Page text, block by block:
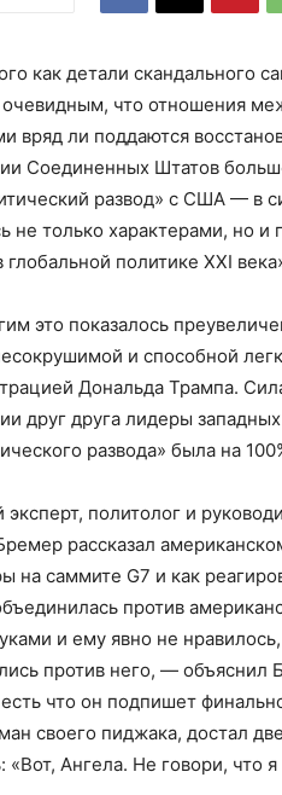
как детали скандального
очевидным, что отношения
вряд ли поддаются
Соединенных Штатов
развод» с США — в
не только характерами, но
глобальной политике XXI
это показалось
и способной
Дональда Трампа.
друг друга лидеры
развода» была на
эксперт, политолог и
рассказал
на саммите G7 и как
против
и ему явно не
против него, —
что он подпишет
своего пиджака, достал
«Вот, Ангела. Не говори, что